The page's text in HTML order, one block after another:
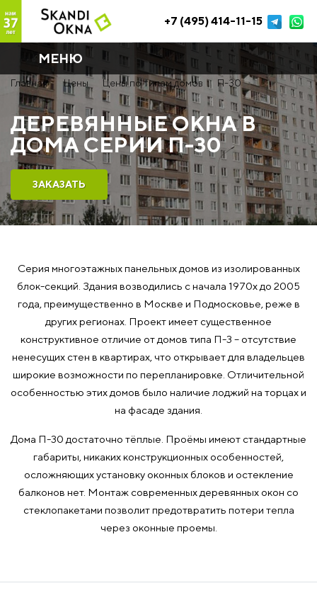
+7 (495) 414-11-15
МЕНЮ
Главная Цены Цены по типам домов П-30
ДЕРЕВЯННЫЕ ОКНА В
ДОМА СЕРИИ П-30
ЗАКАЗАТЬ
Серия многоэтажных панельных домов из изолированных
блок-секций. Здания возводились с начала 1970х до 2005
года, преимущественно в Москве и Подмосковье, реже в
других регионах. Проект имеет существенное
конструктивное отличие от домов типа П-3 – отсутствие
ненесущих стен в квартирах, что открывает для владельцев
широкие возможности по перепланировке. Отличительной
особенностью этих домов было наличие лоджий на торцах и
на фасаде здания.
Дома П-30 достаточно тёплые. Проёмы имеют стандартные
габариты, никаких конструкционных особенностей,
осложняющих установку оконных блоков и остекление
балконов нет. Монтаж современных деревянных окон со
стеклопакетами позволит предотвратить потери тепла
через оконные проемы.